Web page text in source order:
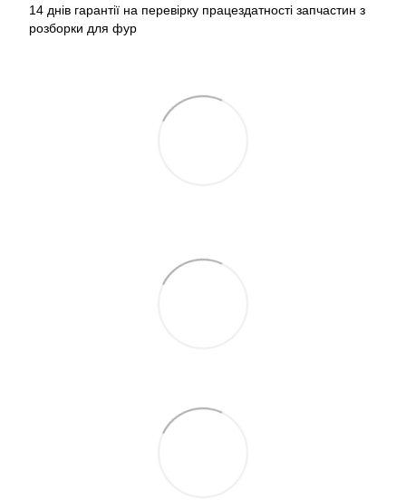
14 днів гарантії на перевірку працездатності запчастин з
розборки для фур